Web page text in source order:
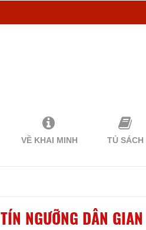
VỀ KHAI MINH TỦ SÁCH
TÍN NGƯỠNG DÂN GIAN